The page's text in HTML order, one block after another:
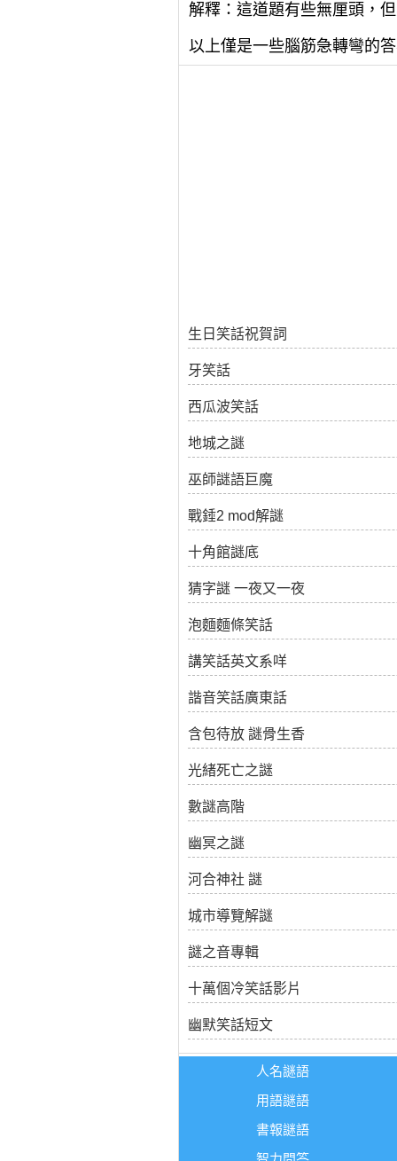
解釋：這道題有些無厘頭，但
以上僅是一些腦筋急轉彎的
生日笑話祝賀詞
牙笑話
西瓜波笑話
地城之謎
巫師謎語巨魔
戰錘2 mod解謎
十角館謎底
猜字謎 一夜又一夜
泡麵麵條笑話
講笑話英文系咩
諧音笑話廣東話
含包待放 謎骨生香
光緒死亡之謎
數謎高階
幽冥之謎
河合神社 謎
城市導覽解謎
謎之音專輯
十萬個冷笑話影片
幽默笑話短文
人名謎語
用語謎語
書報謎語